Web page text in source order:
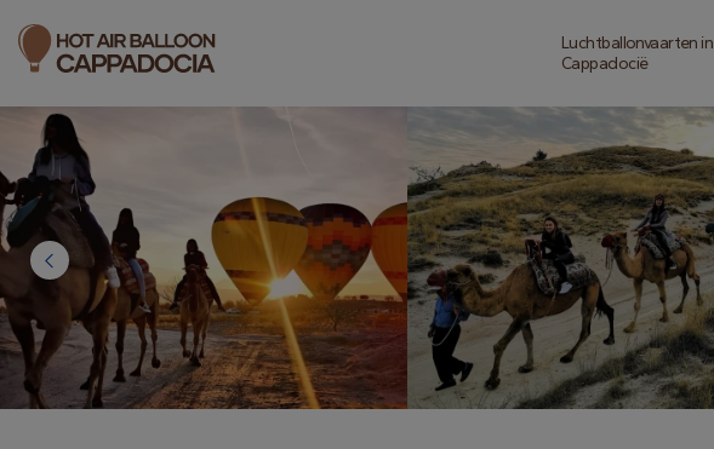
Luchtballonvaarten in
Cappadocië